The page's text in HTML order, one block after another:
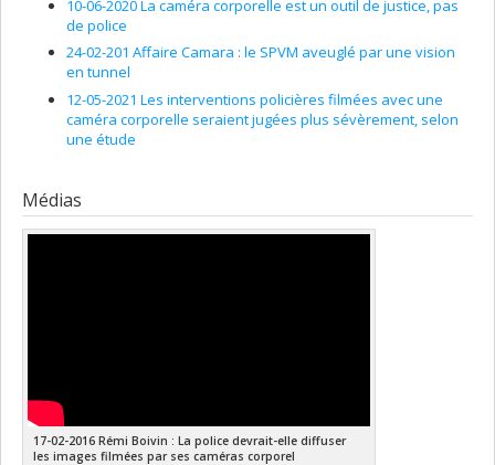
10-06-2020 La caméra corporelle est un outil de justice, pas
de police
24-02-201 Affaire Camara : le SPVM aveuglé par une vision
en tunnel
12-05-2021 Les interventions policières filmées avec une
caméra corporelle seraient jugées plus sévèrement, selon
une étude
Médias
17-02-2016 Rémi Boivin : La police devrait-elle diffuser
les images filmées par ses caméras corporel